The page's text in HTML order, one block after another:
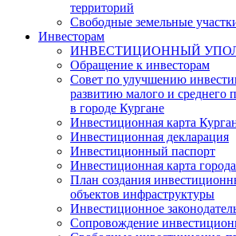
территорий
Свободные земельные
Инвесторам
ИНВЕСТИЦИОННЫЙ
Обращение к инвесторам
Совет по улучшению
развитию малого и среднего
в городе Кургане
Инвестиционная карта
Инвестиционная декларация
Инвестиционный паспорт
Инвестиционная карта
План создания
объектов инфраструктуры
Инвестиционное
Сопровождение